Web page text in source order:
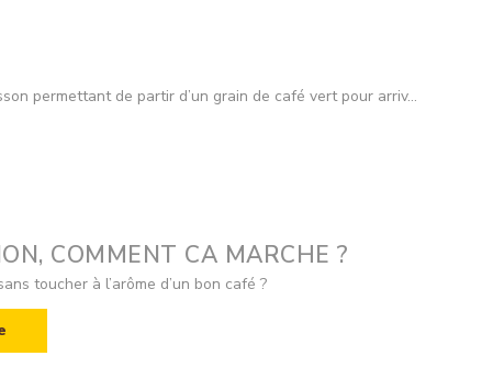
permettant de partir d’un grain de café vert pour arriv...
COMMENT CA MARCHE ?
toucher à l’arôme d’un bon café ?